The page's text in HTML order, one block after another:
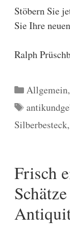
Stöbern Sie
Sie Ihre
Ralph
Kategorien
Allgemein,
Silberbesteck,
Frisch